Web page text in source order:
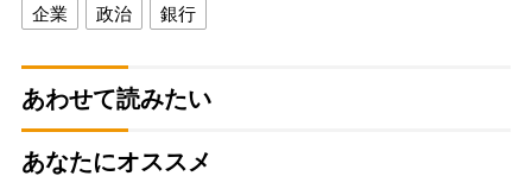
企業 政治 銀行
あわせて読みたい
あなたにオススメ